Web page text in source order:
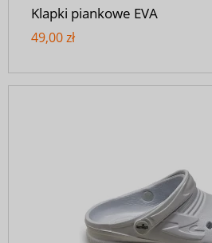
Klapki piankowe EVA
49,00 zł